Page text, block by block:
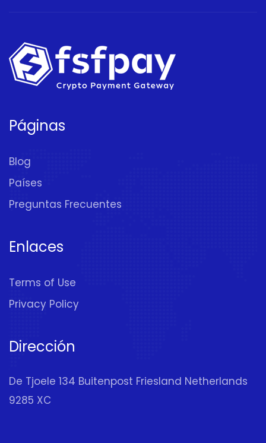
Páginas
Blog
Países
Preguntas Frecuentes
Enlaces
Terms of Use
Privacy Policy
Dirección
De Tjoele 134 Buitenpost Friesland Netherlands
9285 XC